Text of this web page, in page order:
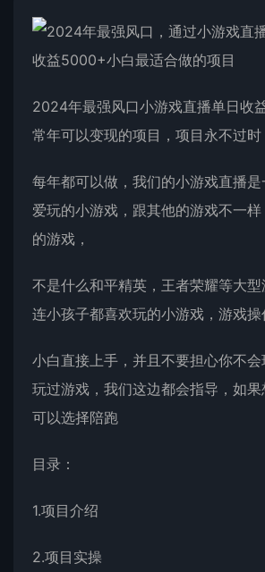
2024年最强风口小游戏直播单日收
常年可以变现的项目，项目永不过时
每年都可以做，我们的小游戏直播
爱玩的小游戏，跟其他的游戏不一
的游戏，
不是什么和平精英，王者荣耀等大
连小孩子都喜欢玩的小游戏，游戏
小白直接上手，并且不要担心你不
玩过游戏，我们这边都会指导，如
可以选择陪跑
目录：
1.项目介绍
2.项目实操